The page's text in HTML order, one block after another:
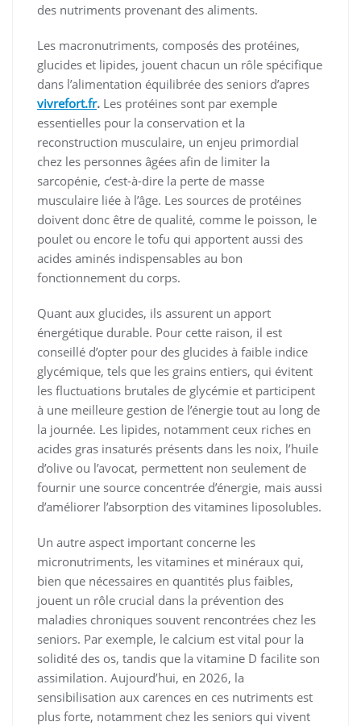
des nutriments provenant des aliments.
Les macronutriments, composés des protéines,
glucides et lipides, jouent chacun un rôle spécifique
dans l’alimentation équilibrée des seniors d’apres
vivrefort.fr. Les protéines sont par exemple
essentielles pour la conservation et la
reconstruction musculaire, un enjeu primordial
chez les personnes âgées afin de limiter la
sarcopénie, c’est-à-dire la perte de masse
musculaire liée à l’âge. Les sources de protéines
doivent donc être de qualité, comme le poisson, le
poulet ou encore le tofu qui apportent aussi des
acides aminés indispensables au bon
fonctionnement du corps.
Quant aux glucides, ils assurent un apport
énergétique durable. Pour cette raison, il est
conseillé d’opter pour des glucides à faible indice
glycémique, tels que les grains entiers, qui évitent
les fluctuations brutales de glycémie et participent
à une meilleure gestion de l’énergie tout au long de
la journée. Les lipides, notamment ceux riches en
acides gras insaturés présents dans les noix, l’huile
d’olive ou l’avocat, permettent non seulement de
fournir une source concentrée d’énergie, mais aussi
d’améliorer l’absorption des vitamines liposolubles.
Un autre aspect important concerne les
micronutriments, les vitamines et minéraux qui,
bien que nécessaires en quantités plus faibles,
jouent un rôle crucial dans la prévention des
maladies chroniques souvent rencontrées chez les
seniors. Par exemple, le calcium est vital pour la
solidité des os, tandis que la vitamine D facilite son
assimilation. Aujourd’hui, en 2026, la
sensibilisation aux carences en ces nutriments est
plus forte, notamment chez les seniors qui vivent